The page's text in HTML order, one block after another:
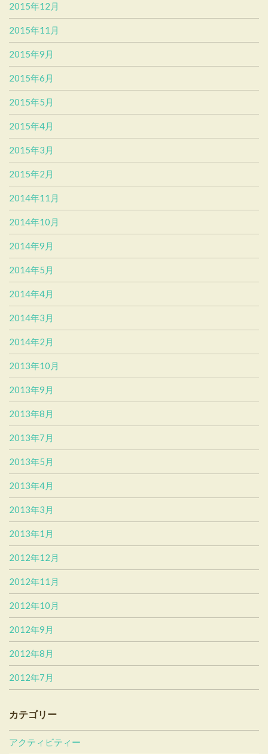
2015年12月
2015年11月
2015年9月
2015年6月
2015年5月
2015年4月
2015年3月
2015年2月
2014年11月
2014年10月
2014年9月
2014年5月
2014年4月
2014年3月
2014年2月
2013年10月
2013年9月
2013年8月
2013年7月
2013年5月
2013年4月
2013年3月
2013年1月
2012年12月
2012年11月
2012年10月
2012年9月
2012年8月
2012年7月
カテゴリー
アクティビティー